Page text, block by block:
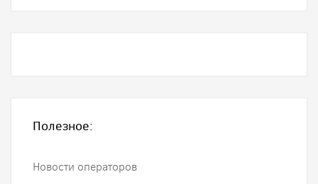
Полезное:
Новости операторов